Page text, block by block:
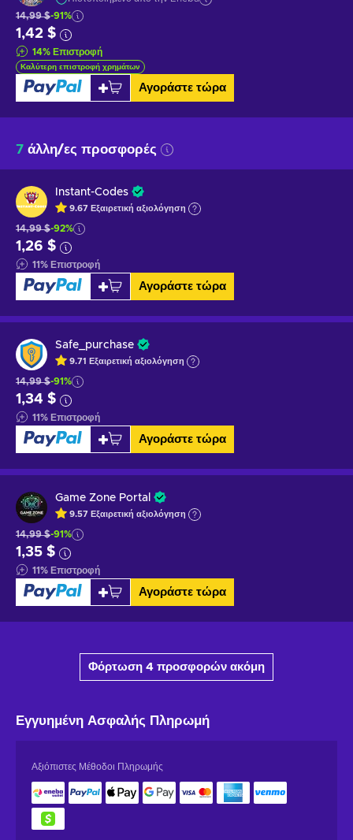
14,99 $-91%
1,42 $
14% Επιστροφή
Καλύτερη επιστροφή χρημάτων
Αγοράστε τώρα
7 άλλη/ες προσφορές
Instant-Codes
9.67 Εξαιρετική αξιολόγηση
14,99 $-92%
1,26 $
11% Επιστροφή
Αγοράστε τώρα
Safe_purchase
9.71 Εξαιρετική αξιολόγηση
14,99 $-91%
1,34 $
11% Επιστροφή
Αγοράστε τώρα
Game Zone Portal
9.57 Εξαιρετική αξιολόγηση
14,99 $-91%
1,35 $
11% Επιστροφή
Αγοράστε τώρα
Φόρτωση 4 προσφορών ακόμη
Εγγυημένη Ασφαλής Πληρωμή
Αξιόπιστες Μέθοδοι Πληρωμής